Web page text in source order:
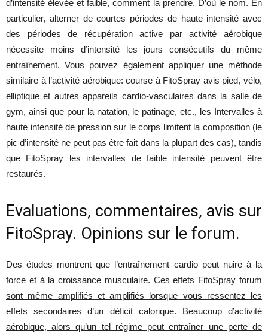
d’intensité élevée et faible, comment la prendre. D’où le nom. En
particulier, alterner de courtes périodes de haute intensité avec
des périodes de récupération active par activité aérobique
nécessite moins d’intensité les jours consécutifs du même
entraînement. Vous pouvez également appliquer une méthode
similaire à l’activité aérobique: course à FitoSpray avis pied, vélo,
elliptique et autres appareils cardio-vasculaires dans la salle de
gym, ainsi que pour la natation, le patinage, etc., les Intervalles à
haute intensité de pression sur le corps limitent la composition (le
pic d’intensité ne peut pas être fait dans la plupart des cas), tandis
que FitoSpray les intervalles de faible intensité peuvent être
restaurés.
Evaluations, commentaires, avis sur
FitoSpray. Opinions sur le forum.
Des études montrent que l’entraînement cardio peut nuire à la
force et à la croissance musculaire. Ces effets FitoSpray forum
sont même amplifiés et amplifiés lorsque vous ressentez les
effets secondaires d’un déficit calorique. Beaucoup d’activité
aérobique, alors qu’un tel régime peut entraîner une perte de